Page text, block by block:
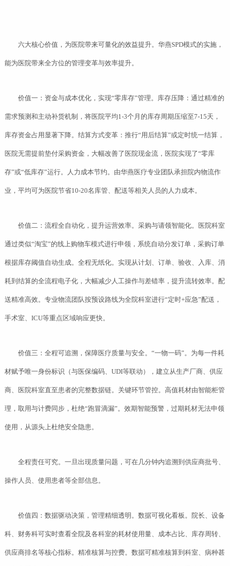
六大核心价值，为医院带来可量化的效益提升。华燕SPD模式的实施，
能为医院带来全方位的管理变革与效率提升。
价值一：资金与成本优化，实现“零库存”管理。库存压降：通过精准的
需求预测和主动补货机制，将医院平均1-3个月的库存周期压缩至7-15天，
库存资金占用显著下降。结算方式变革：推行“用后结算”或定时统一结算，
医院无需提前垫付采购资金，大幅改善了医院现金流，医院实现了“零库
存”或“低库存”运行。人力成本节约。由华燕医疗专业团队承担院内物流作
业，平均可为医院节省10-20名库管、配送等相关人员的人力成本。
价值二：流程全自动化，提升运营效率。采购与请领智能化。医院科室
通过类似“淘宝”的线上购物车模式进行申领，系统自动分发订单，采购订单
根据库存阈值自动生成。全程无纸化。实现从计划、订单、验收、入库、消
耗到结算的全流程电子化，大幅减少人工操作与差错率，提升流转效率。配
送精准高效。专业物流团队按预设路线为全院科室进行“定时+应急”配送，
手术室、ICU等重点区域响应更快。
价值三：全程可追溯，保障医疗质量与安全。“一物一码”。为每一件耗
材赋予唯一身份标识（与医保编码、UDI等联动），建立从生产厂商、供应
商、医院科室直至患者的完整数据链。关键环节管控。高值耗材由智能柜管
理，取用与计费同步，杜绝“跑冒滴漏”。效期智能预警，过期耗材无法申领
使用，从源头上杜绝安全隐患。
全程责任可究。一旦出现质量问题，可在几分钟内追溯到供应商批号、
操作人员、使用患者等全部信息。
价值四：数据驱动决策，管理精细透明。数据可视化看板。院长、设备
科、财务科可实时查看全院及各科室的耗材使用量、成本占比、库存周转、
供应商排名等核心指标。精准核算与控费。数据可精准核算到科室、病种甚